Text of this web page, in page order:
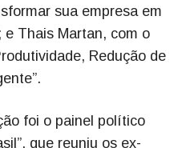
sua empresa em
e Thais Martan, com o
Redução de
foi o painel político
que reuniu os ex-